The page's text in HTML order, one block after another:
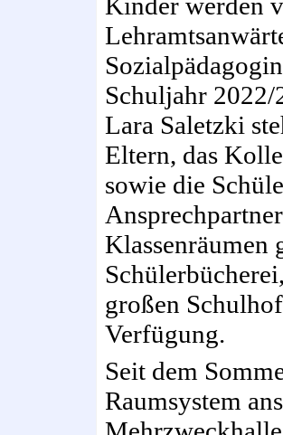
Schuljahr
Lara Saletzki
Eltern, das
sowie die
Klassenräumen
großen
Verfügung.
Seit dem
Raumsystem